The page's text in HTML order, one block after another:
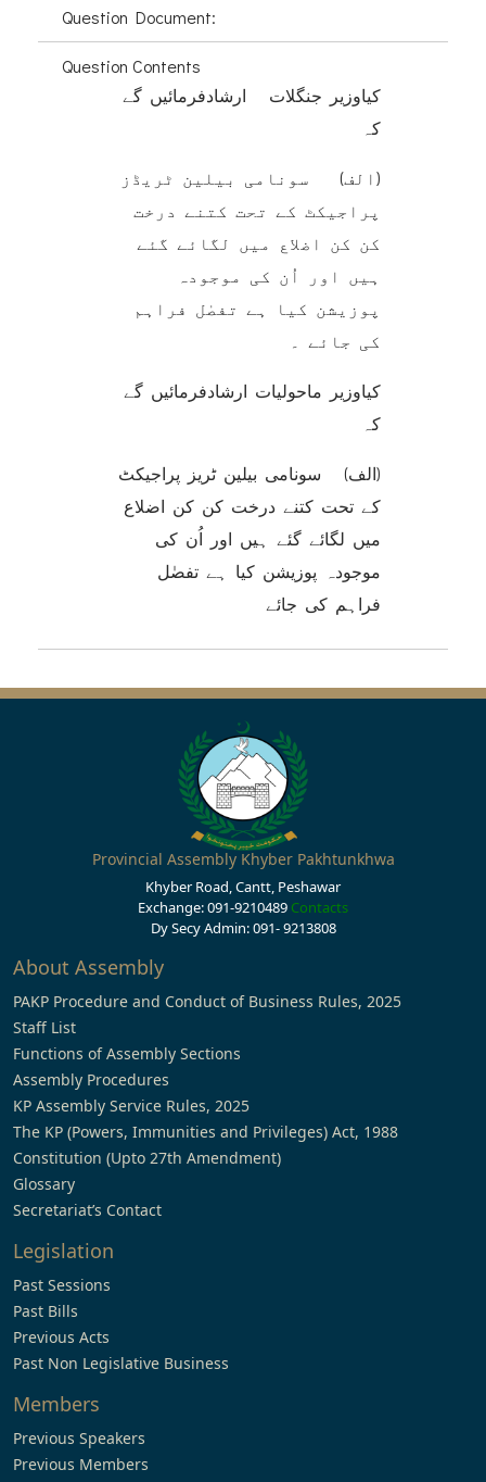
Question Document:
Question Contents
کیاوزیر جنگلات ارشادفرمائیں گے
کہ
(الف) سونامی بیلین ٹریڈز
پراجیکٹ کے تحت کتنے درخت
کن کن اضلاع میں لگائے گئے
ہیں اور اُن کی موجودہ
پوزیشن کیا ہے تفصٰل فراہم
کی جائے ۔
کیاوزیر ماحولیات ارشادفرمائیں گے
کہ
(الف) سونامی بیلین ٹریز پراجیکٹ
کے تحت کتنے درخت کن کن اضلاع
میں لگائے گئے ہیں اور اُن کی
موجودہ پوزیشن کیا ہے تفصٰل
فراہم کی جائے
Provincial Assembly Khyber Pakhtunkhwa
Khyber Road, Cantt, Peshawar
Exchange: 091-9210489 Contacts
Dy Secy Admin: 091- 9213808
About Assembly
PAKP Procedure and Conduct of Business Rules, 2025
Staff List
Functions of Assembly Sections
Assembly Procedures
KP Assembly Service Rules, 2025
The KP (Powers, Immunities and Privileges) Act, 1988
Constitution (Upto 27th Amendment)
Glossary
Secretariat’s Contact
Legislation
Past Sessions
Past Bills
Previous Acts
Past Non Legislative Business
Members
Previous Speakers
Previous Members